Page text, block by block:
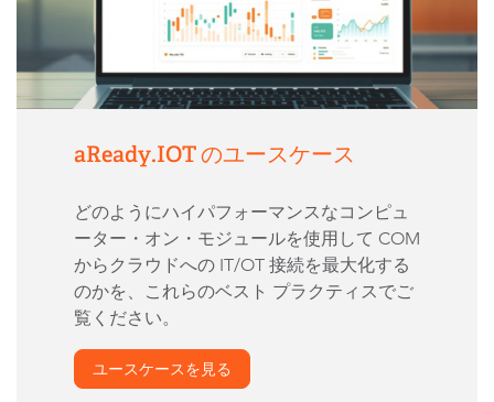
aReady.IOT のユースケース
どのようにハイパフォーマンスなコンピュ
ーター・オン・モジュールを使用して COM
からクラウドへの IT/OT 接続を最大化する
のかを、これらのベスト プラクティスでご
覧ください。
ユースケースを見る